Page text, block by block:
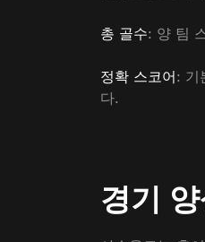
총 골수: 양 팀
정확 스코어: 기
다.
경기